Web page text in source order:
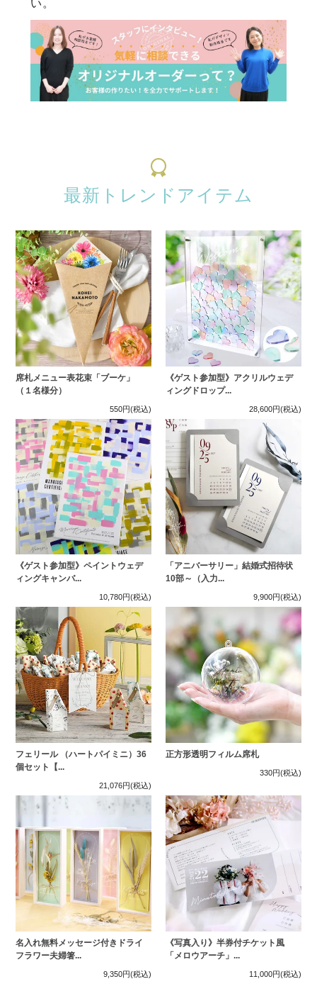
い。
最新トレンドアイテム
席札メニュー表花束「ブーケ」
（１名様分）
550円(税込)
《ゲスト参加型》アクリルウェデ
ィングドロップ...
28,600円(税込)
《ゲスト参加型》ペイントウェデ
ィングキャンバ...
10,780円(税込)
「アニバーサリー」結婚式招待状
10部～（入力...
9,900円(税込)
フェリール （ハートパイミニ）36
個セット【...
21,076円(税込)
正方形透明フィルム席札
330円(税込)
名入れ無料メッセージ付きドライ
フラワー夫婦箸...
9,350円(税込)
《写真入り》半券付チケット風
「メロウアーチ」...
11,000円(税込)